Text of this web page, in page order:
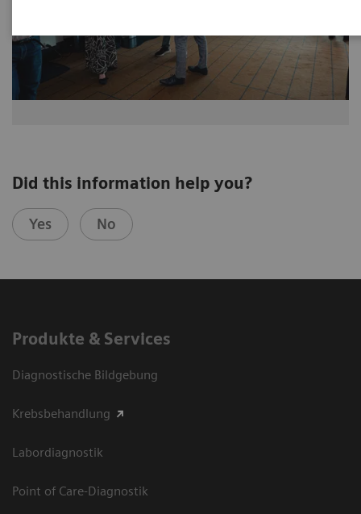
Did this information help you?
Yes No
Produkte & Services
Diagnostische Bildgebung
Krebsbehandlung
Labordiagnostik
Point of Care-Diagnostik